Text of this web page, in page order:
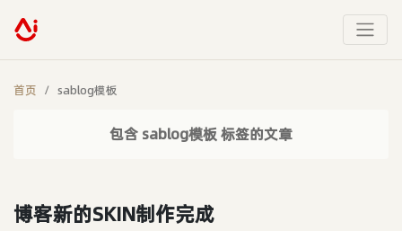
首页 sablog模板
包含 sablog模板 标签的文章
博客新的SKIN制作完成